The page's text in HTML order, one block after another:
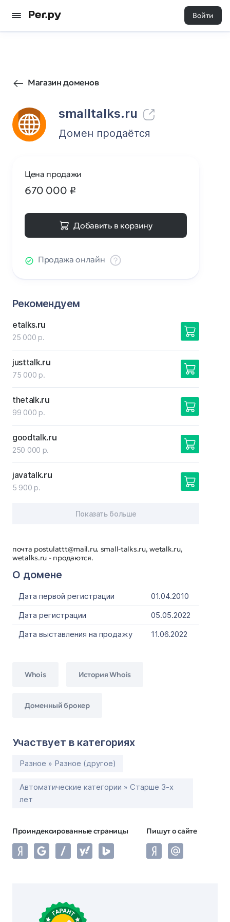
Войти
Магазин доменов
smalltalks.ru
1540 0
Домен продаётся
почта postulattt@mail.ru. small-talks.ru, wetalk.ru,
wetalks.ru - продаются.
О домене
Дата первой регистрации
01.04.2010
Дата регистрации
05.05.2022
Дата выставления на продажу
11.06.2022
Whois История Whois
Доменный брокер
Участвует в категориях
Разное » Разное (другое)
Автоматические категории » Старше 3-х
лет
Проиндексированные страницы Пишут о сайте
Цена продажи
670 000 ₽
Добавить в корзину
Продажа онлайн
Рекомендуем
etalks.ru
25 000 р.
justtalk.ru
75 000 р.
thetalk.ru
99 000 р.
goodtalk.ru
250 000 р.
javatalk.ru
5 900 р.
Показать больше